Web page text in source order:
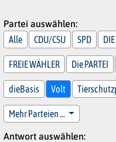
Partei auswählen:
Alle
CDU/CSU SPD
FREIE WÄHLER Die PARTEI
dieBasis Volt
Mehr Parteien …
Antwort auswählen: